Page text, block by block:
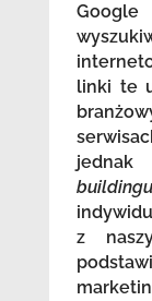
linki te
z